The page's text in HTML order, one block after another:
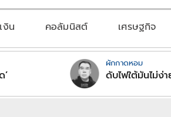
งิน คอลัมนิสต์ เศรษฐกิจ
’
ผักกาดหอม
ดับไฟใต้มันไม่ง่